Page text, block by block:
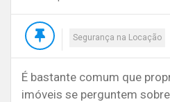
Segurança na Locação
É bastante comum que
imóveis se perguntem